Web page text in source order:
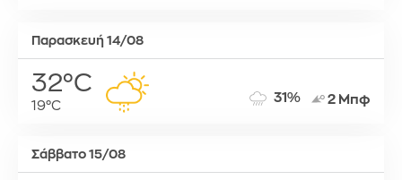
Παρασκευή 14/08
32°C
19°C
31% 2 Μπφ
Σάββατο 15/08